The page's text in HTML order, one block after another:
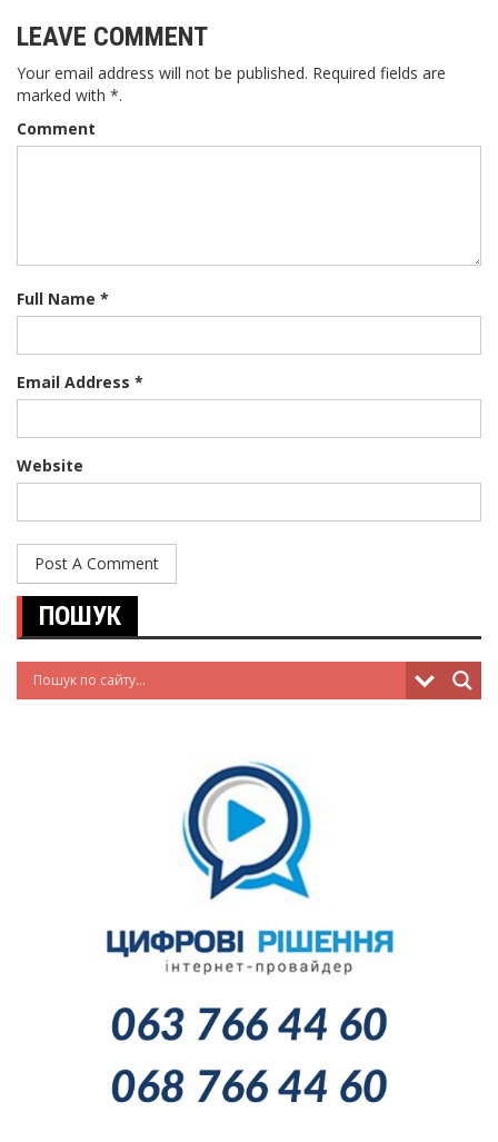
LEAVE COMMENT
Your email address will not be published. Required fields are
marked with *.
Comment
Full Name *
Email Address *
Website
ПОШУК